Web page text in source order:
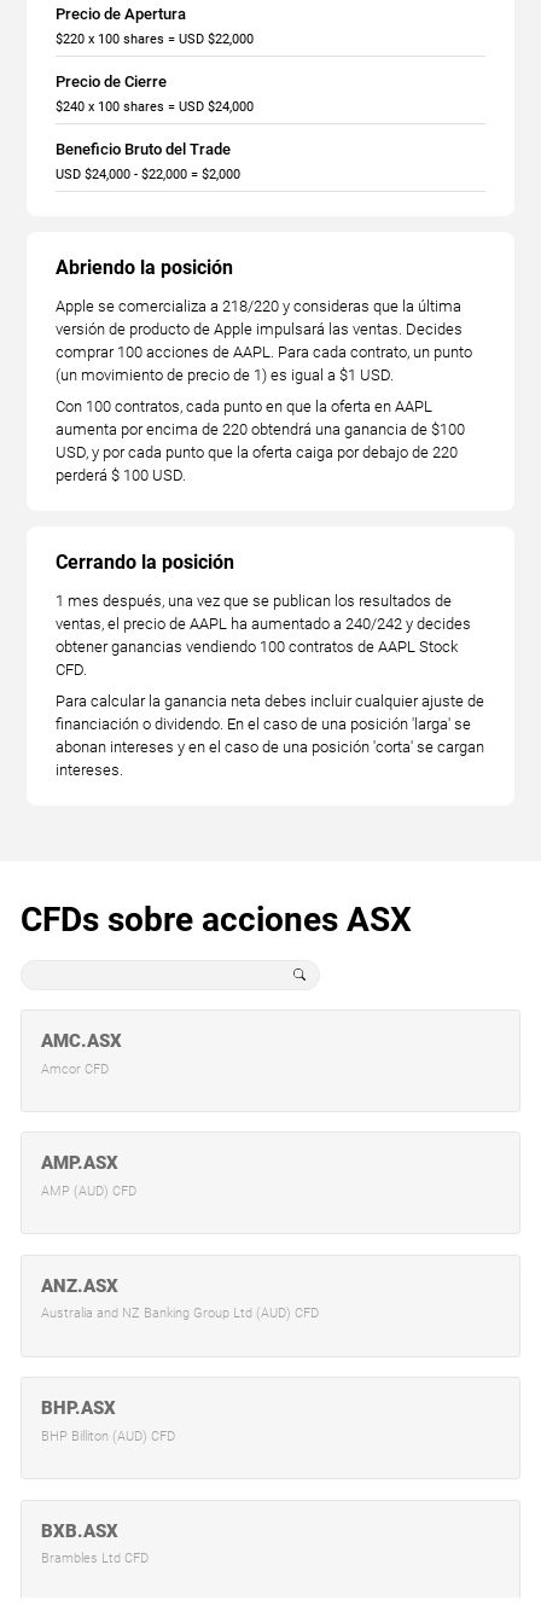
Precio de Apertura
$220 x 100 shares = USD $22,000
Precio de Cierre
$240 x 100 shares = USD $24,000
Beneficio Bruto del Trade
USD $24,000 - $22,000 = $2,000
Abriendo la posición
Apple se comercializa a 218/220 y consideras que la última
versión de producto de Apple impulsará las ventas. Decides
comprar 100 acciones de AAPL. Para cada contrato, un punto
(un movimiento de precio de 1) es igual a $1 USD.
Con 100 contratos, cada punto en que la oferta en AAPL
aumenta por encima de 220 obtendrá una ganancia de $100
USD, y por cada punto que la oferta caiga por debajo de 220
perderá $ 100 USD.
Cerrando la posición
1 mes después, una vez que se publican los resultados de
ventas, el precio de AAPL ha aumentado a 240/242 y decides
obtener ganancias vendiendo 100 contratos de AAPL Stock
CFD.
Para calcular la ganancia neta debes incluir cualquier ajuste de
financiación o dividendo. En el caso de una posición 'larga' se
abonan intereses y en el caso de una posición 'corta' se cargan
intereses.
CFDs sobre acciones ASX
AMC.ASX
Amcor CFD
AMP.ASX
AMP (AUD) CFD
ANZ.ASX
Australia and NZ Banking Group Ltd (AUD) CFD
BHP.ASX
BHP Billiton (AUD) CFD
BXB.ASX
Brambles Ltd CFD